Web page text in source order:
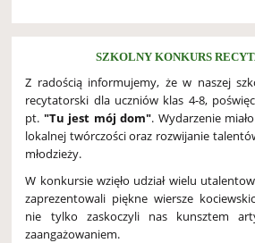
SZKOLNY KONKURS
Z radością informujemy, że w naszej
recytatorski dla uczniów klas 4-8,
pt. "Tu jest mój dom". Wydarzenie
lokalnej twórczości oraz rozwijanie
młodzieży.
W konkursie wzięło udział wielu
zaprezentowali piękne wiersze
nie tylko zaskoczyli nas kunsztem
zaangażowaniem.